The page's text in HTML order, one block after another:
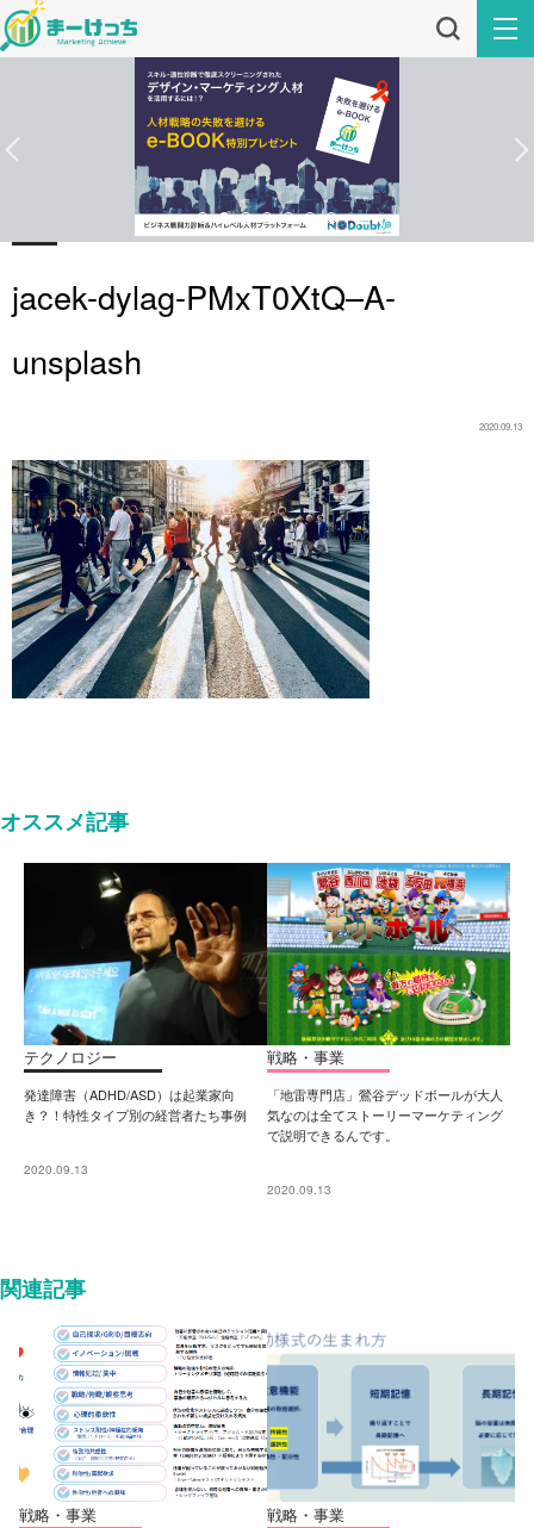
jacek-dylag-PMxT0XtQ–A-
unsplash
2020.09.13
オススメ記事
テクノロジー
発達障害（ADHD/ASD）は起業家向
き？！特性タイプ別の経営者たち事例
2020.09.13
戦略・事業
「地雷専門店」鶯谷デッドボールが大人
気なのは全てストーリーマーケティング
で説明できるんです。
2020.09.13
関連記事
戦略・事業 戦略・事業